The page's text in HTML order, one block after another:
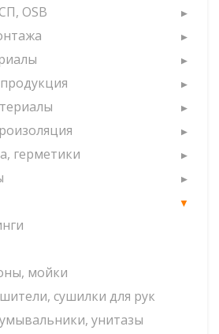
OSB
герметики
мойки
сушилки для рук
унитазы